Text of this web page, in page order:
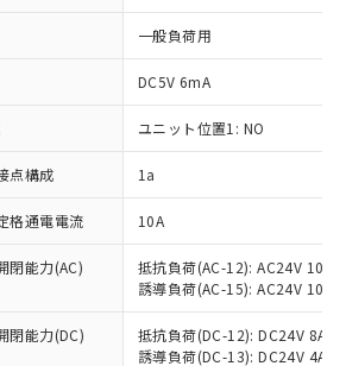
一般負荷用
DC5V 6mA
ユニット位置1: NO
点構成 1a
格通電電流 10A
閉能力(AC)
抵抗負荷(AC-12): AC24V 10A/
誘導負荷(AC-15): AC24V
閉能力(DC)
抵抗負荷(DC-12): DC24V 8A/
誘導負荷(DC-13): DC24V 4A/
件
：EU RoHS指令（10物質）の
した製品が提供可能な商品で
RoHS指令（10物質）の非含
製品に切り替える予定のある